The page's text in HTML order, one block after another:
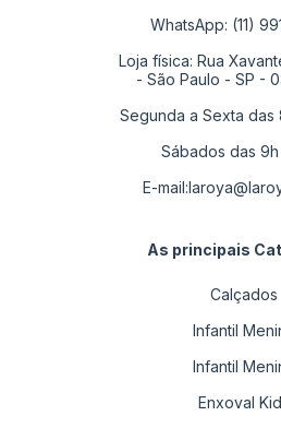
WhatsApp: (11)
Loja física: Rua
- São Paulo - SP -
Segunda a Sexta das
Sábados das 9h
E-mail:
As principais
Calçados
Infantil
Infantil
Enxoval